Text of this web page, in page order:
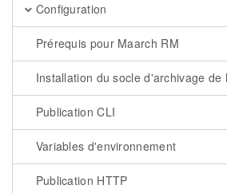
Configuration
Prérequis pour Maarch RM
Installation du socle d'archivage de
Publication CLI
Variables d'environnement
Publication HTTP